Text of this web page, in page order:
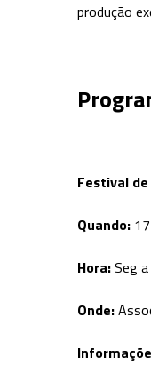
produção
Festival
Quando:
Hora:Seg
Onde: